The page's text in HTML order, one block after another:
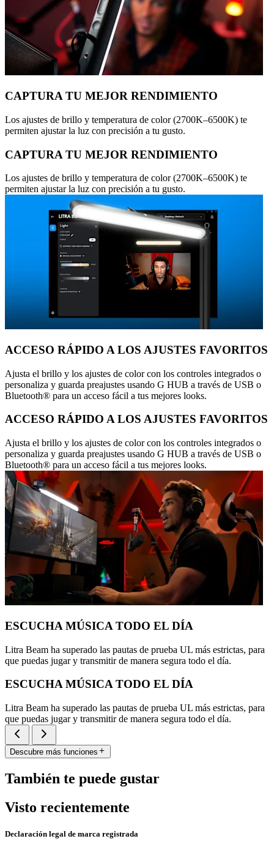
CAPTURA TU MEJOR RENDIMIENTO
Los ajustes de brillo y temperatura de color (2700K–6500K) te
permiten ajustar la luz con precisión a tu gusto.
CAPTURA TU MEJOR RENDIMIENTO
Los ajustes de brillo y temperatura de color (2700K–6500K) te
permiten ajustar la luz con precisión a tu gusto.
ACCESO RÁPIDO A LOS AJUSTES FAVORITOS
Ajusta el brillo y los ajustes de color con los controles integrados o
personaliza y guarda preajustes usando G HUB a través de USB o
Bluetooth® para un acceso fácil a tus mejores looks.
ACCESO RÁPIDO A LOS AJUSTES FAVORITOS
Ajusta el brillo y los ajustes de color con los controles integrados o
personaliza y guarda preajustes usando G HUB a través de USB o
Bluetooth® para un acceso fácil a tus mejores looks.
ESCUCHA MÚSICA TODO EL DÍA
Litra Beam ha superado las pautas de prueba UL más estrictas, para
que puedas jugar y transmitir de manera segura todo el día.
ESCUCHA MÚSICA TODO EL DÍA
Litra Beam ha superado las pautas de prueba UL más estrictas, para
que puedas jugar y transmitir de manera segura todo el día.
Descubre más funciones
También te puede gustar
Visto recientemente
Declaración legal de marca registrada